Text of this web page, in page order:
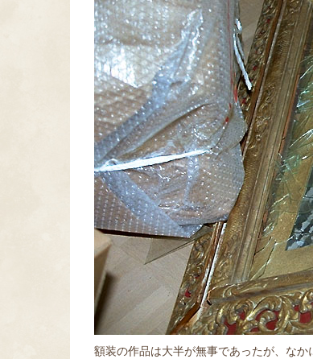
額装の作品は大半が無事であったが、なか